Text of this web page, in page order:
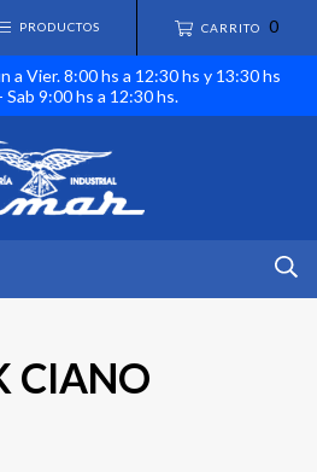
PRODUCTOS CARRITO 0
a Vier. 8:00 hs a 12:30 hs y 13:30 hs
Sab 9:00 hs a 12:30 hs.
CIANO